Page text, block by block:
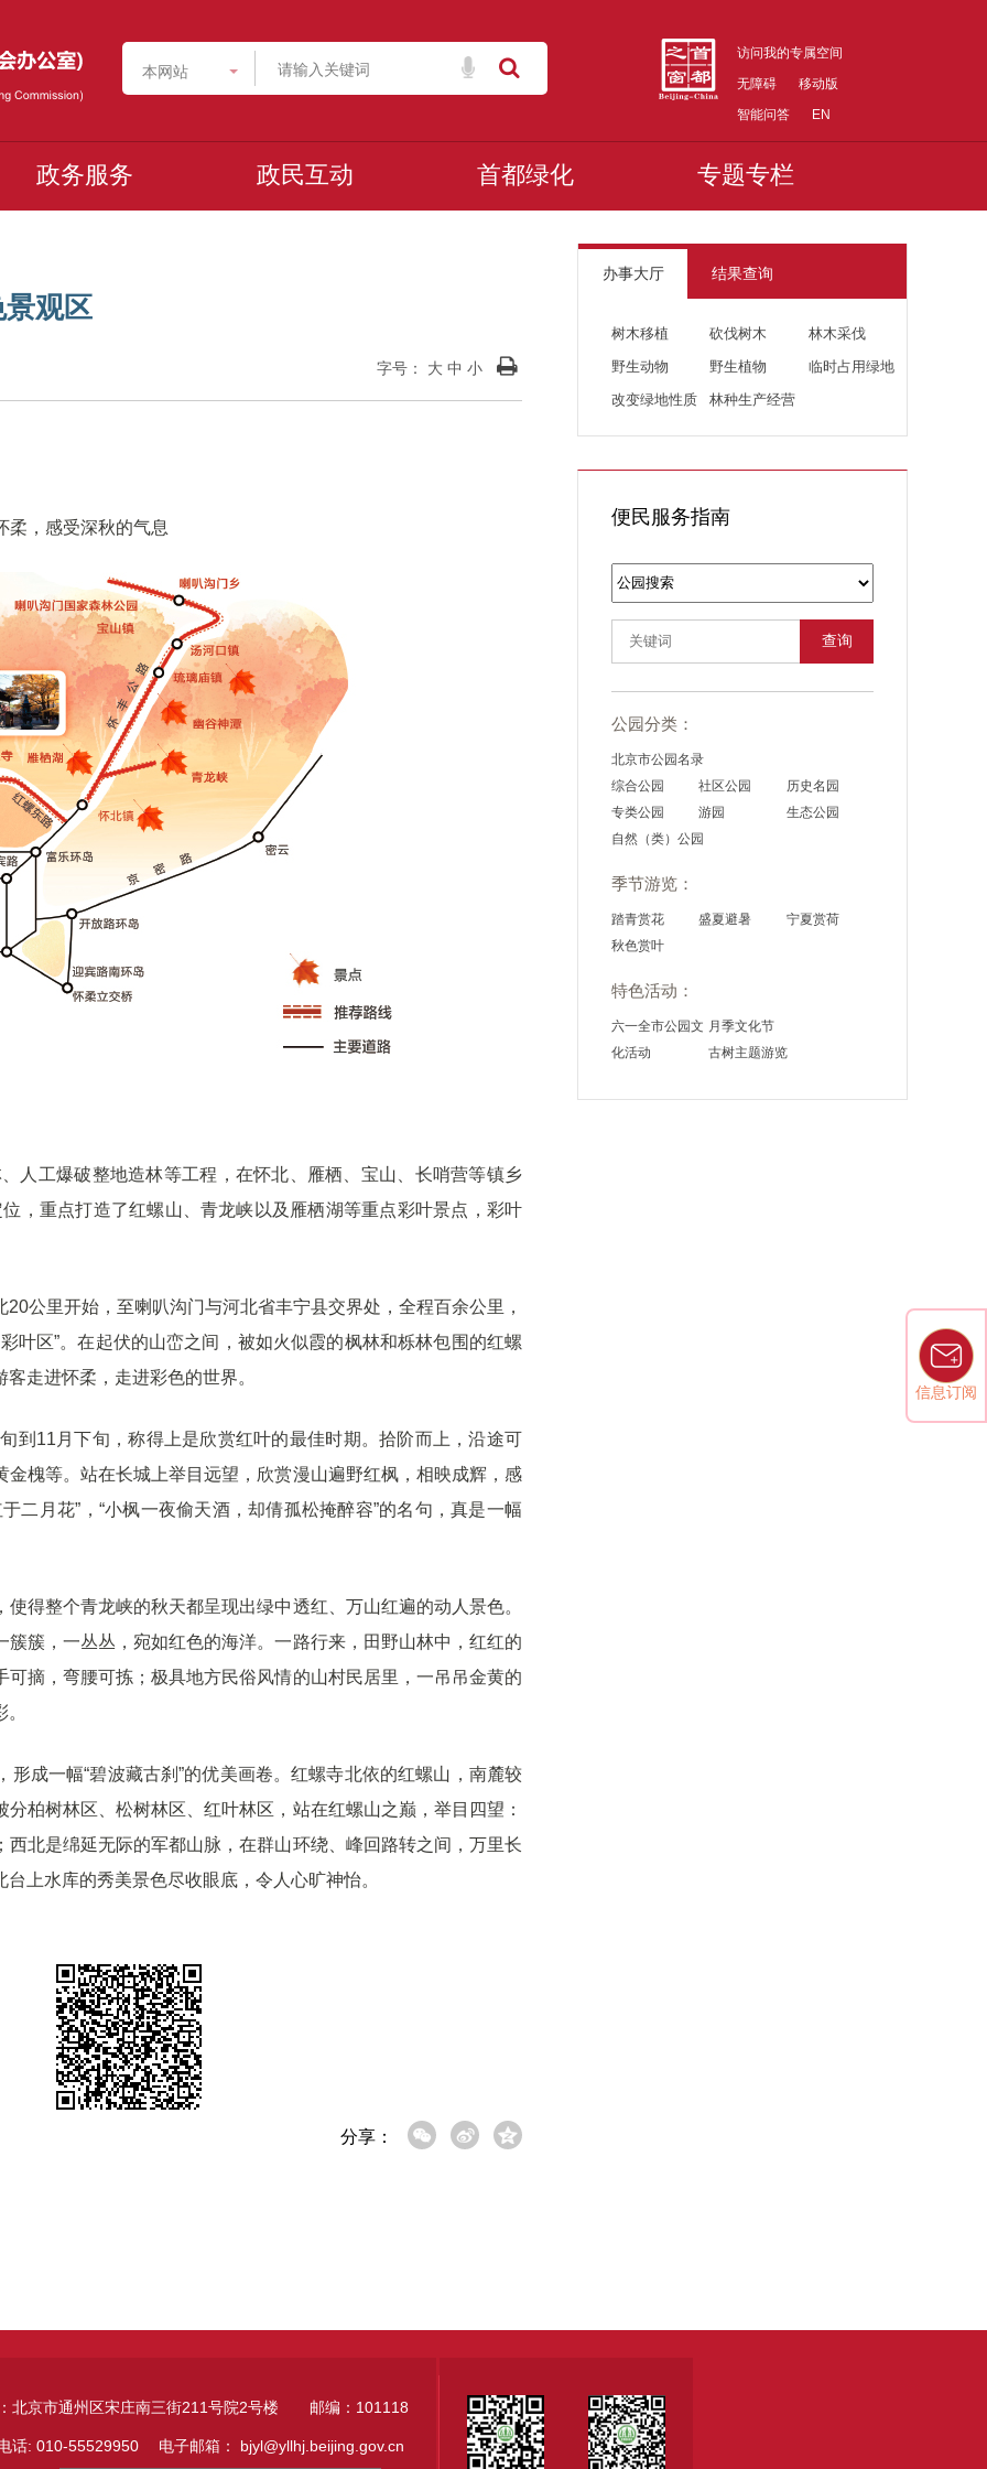
信息订阅
本网站
访问我的专属空间
无障碍
移动版
智能问答
EN
政务服务 政民互动 首都绿化 专题专栏
观区
字号： 大 中 小
，感受深秋的气息
工爆破整地造林等工程，在怀北、雁栖、宝山、长哨营等镇乡
，重点打造了红螺山、青龙峡以及雁栖湖等重点彩叶景点，彩叶
里开始，至喇叭沟门与河北省丰宁县交界处，全程百余公里，
叶区”。在起伏的山峦之间，被如火似霞的枫林和栎林包围的红螺
走进怀柔，走进彩色的世界。
11月下旬，称得上是欣赏红叶的最佳时期。拾阶而上，沿途可
槐等。站在长城上举目远望，欣赏漫山遍野红枫，相映成辉，感
二月花”，“小枫一夜偷天酒，却倩孤松掩醉容”的名句，真是一幅
整个青龙峡的秋天都呈现出绿中透红、万山红遍的动人景色。
簇，一丛丛，宛如红色的海洋。一路行来，田野山林中，红红的
摘，弯腰可拣；极具地方民俗风情的山村民居里，一吊吊金黄的
一幅“碧波藏古刹”的优美画卷。红螺寺北依的红螺山，南麓较
柏树林区、松树林区、红叶林区，站在红螺山之巅，举目四望：
北是绵延无际的军都山脉，在群山环绕、峰回路转之间，万里长
上水库的秀美景色尽收眼底，令人心旷神怡。
分享：
办事大厅 结果查询
树木移植 砍伐树木
林木采伐
野生动物
野生植物
临时占用绿地
改变绿地性质
林种生产经营
便民服务指南
查询
公园分类：
北京市公园名录
综合公园
社区公园
历史名园
专类公园
游园
生态公园
自然（类）公园
季节游览：
踏青赏花 盛夏避暑
宁夏赏荷
秋色赏叶
特色活动：
六一全市公园文
化活动
月季文化节
古树主题游览
北京市通州区宋庄南三街211号院2号楼 邮编：101118
话: 010-55529950 电子邮箱： bjyl@yllhj.beijing.gov.cn